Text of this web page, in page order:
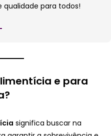
qualidade para todos!
e para
significa buscar na